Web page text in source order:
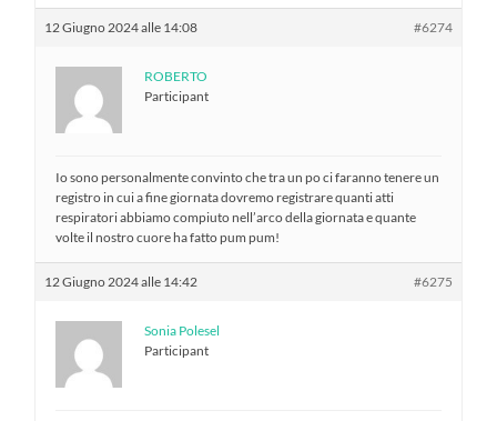
12 Giugno 2024 alle 14:08 #6274
ROBERTO
Participant
Io sono personalmente convinto che tra un po ci faranno tenere un
registro in cui a fine giornata dovremo registrare quanti atti
respiratori abbiamo compiuto nell’arco della giornata e quante
volte il nostro cuore ha fatto pum pum!
12 Giugno 2024 alle 14:42 #6275
Sonia Polesel
Participant